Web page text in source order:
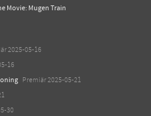
Movie: Mugen Train
2025-05-16
16
Premiär 2025-05-21
30